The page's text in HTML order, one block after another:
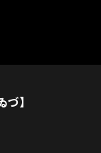
】